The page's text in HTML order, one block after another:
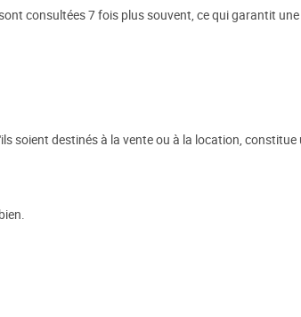
consultées 7 fois plus souvent, ce qui garantit
soient destinés à la vente ou à la location,